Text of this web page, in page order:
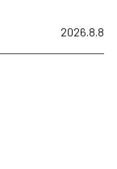
2026.8.8